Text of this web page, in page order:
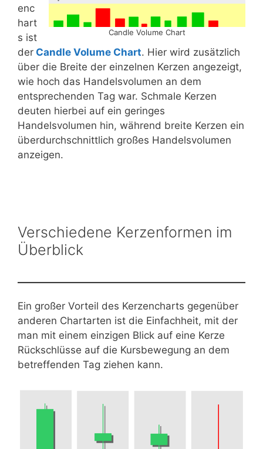
Candle Volume Chart
enc
hart
s ist
der Candle Volume Chart. Hier wird zusätzlich
über die Breite der einzelnen Kerzen angezeigt,
wie hoch das Handelsvolumen an dem
entsprechenden Tag war. Schmale Kerzen
deuten hierbei auf ein geringes
Handelsvolumen hin, während breite Kerzen ein
überdurchschnittlich großes Handelsvolumen
anzeigen.
Verschiedene Kerzenformen im
Überblick
Ein großer Vorteil des Kerzencharts gegenüber
anderen Chartarten ist die Einfachheit, mit der
man mit einem einzigen Blick auf eine Kerze
Rückschlüsse auf die Kursbewegung an dem
betreffenden Tag ziehen kann.